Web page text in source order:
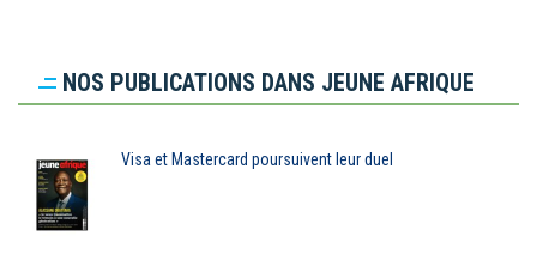
NOS PUBLICATIONS DANS JEUNE AFRIQUE
Visa et Mastercard poursuivent leur duel